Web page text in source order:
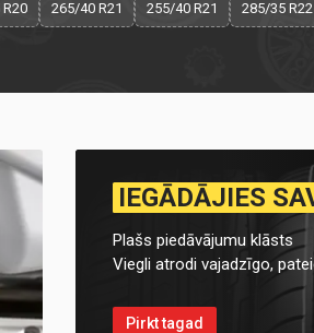
265/40 R21 255/40 R21 285/35 R22
IEGĀDĀJIES
Plašs piedāvājumu klāsts
Viegli atrodi vajadzīgo,
Pirkt tagad